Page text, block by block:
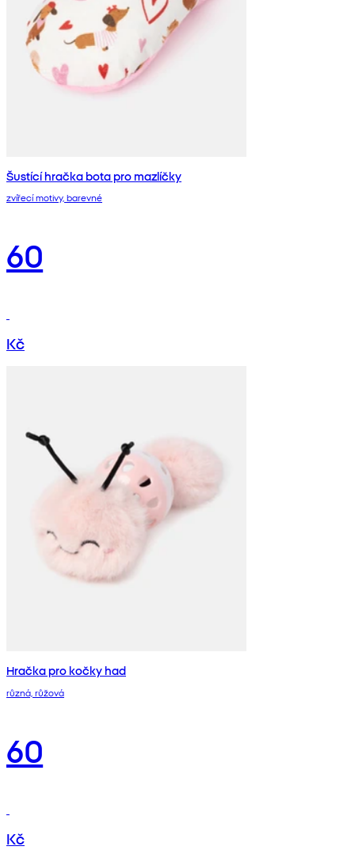
Šustící hračka bota pro mazlíčky
zvířecí motivy, barevné
60
Kč
Hračka pro kočky had
různá, růžová
60
Kč